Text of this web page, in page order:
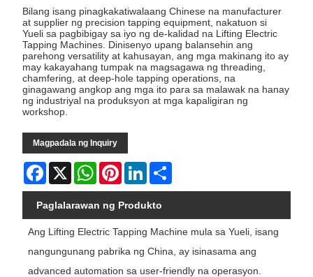
Bilang isang pinagkakatiwalaang Chinese na manufacturer
at supplier ng precision tapping equipment, nakatuon si
Yueli sa pagbibigay sa iyo ng de-kalidad na Lifting Electric
Tapping Machines. Dinisenyo upang balansehin ang
parehong versatility at kahusayan, ang mga makinang ito ay
may kakayahang tumpak na magsagawa ng threading,
chamfering, at deep-hole tapping operations, na
ginagawang angkop ang mga ito para sa malawak na hanay
ng industriyal na produksyon at mga kapaligiran ng
workshop.
Magpadala ng Inquiry
Facebook
X WhatsAppPinterestLinkedIn
Paglalarawan ng Produkto
Ang Lifting Electric Tapping Machine mula sa Yueli, isang
nangungunang pabrika ng China, ay isinasama ang
advanced automation sa user-friendly na operasyon.